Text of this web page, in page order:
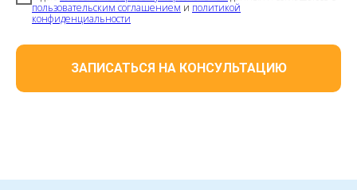
пользовательским соглашением и политикой
конфиденциальности
ЗАПИСАТЬСЯ НА КОНСУЛЬТАЦИЮ